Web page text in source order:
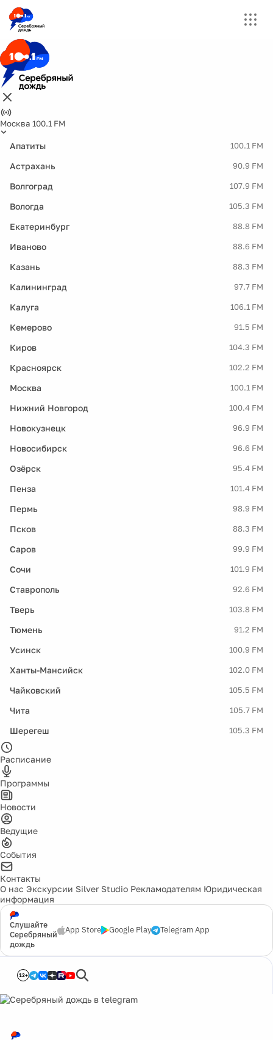
Москва 100.1 FM
Апатиты 100.1 FM
Астрахань 90.9 FM
Волгоград 107.9 FM
Вологда 105.3 FM
Екатеринбург 88.8 FM
Иваново 88.6 FM
Казань 88.3 FM
Калининград 97.7 FM
Калуга 106.1 FM
Кемерово 91.5 FM
Киров 104.3 FM
Красноярск 102.2 FM
Москва 100.1 FM
Нижний Новгород 100.4 FM
Новокузнецк 96.9 FM
Новосибирск 96.6 FM
Озёрск 95.4 FM
Пенза 101.4 FM
Пермь 98.9 FM
Псков 88.3 FM
Саров 99.9 FM
Сочи 101.9 FM
Ставрополь 92.6 FM
Тверь 103.8 FM
Тюмень 91.2 FM
Усинск 100.9 FM
Ханты-Мансийск 102.0 FM
Чайковский 105.5 FM
Чита 105.7 FM
Шерегеш 105.3 FM
Расписание
Программы
Новости
Ведущие
События
Контакты
О нас Экскурсии Silver Studio Рекламодателям Юридическая
информация
Слушайте
Серебряный
дождь
App Store Google Play Telegram App
12+